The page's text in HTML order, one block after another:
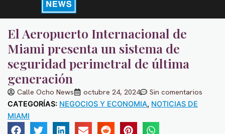
El Aeropuerto Internacional de
Miami presenta un sistema de
seguridad perimetral de última
generación
Calle Ocho News octubre 24, 2024 Sin comentarios
CATEGORÍAS: NEGOCIOS Y ECONOMIA, NOTICIAS DE
MIAMI